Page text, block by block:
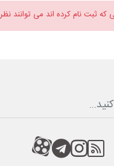
که ثبت نام کرده اند می توانند
RSS
کانال آپارات
کانالکانال